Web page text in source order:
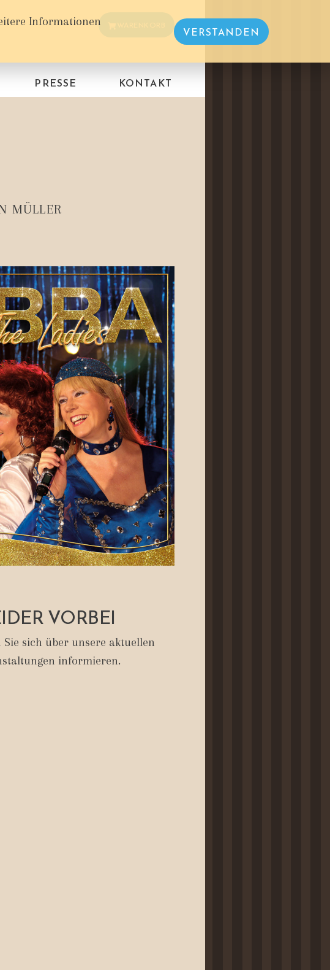
PRESSE KONTAKT
MÜLLER
VORBEI
sich über unsere aktuellen
informieren.
Informationen
VERSTANDEN